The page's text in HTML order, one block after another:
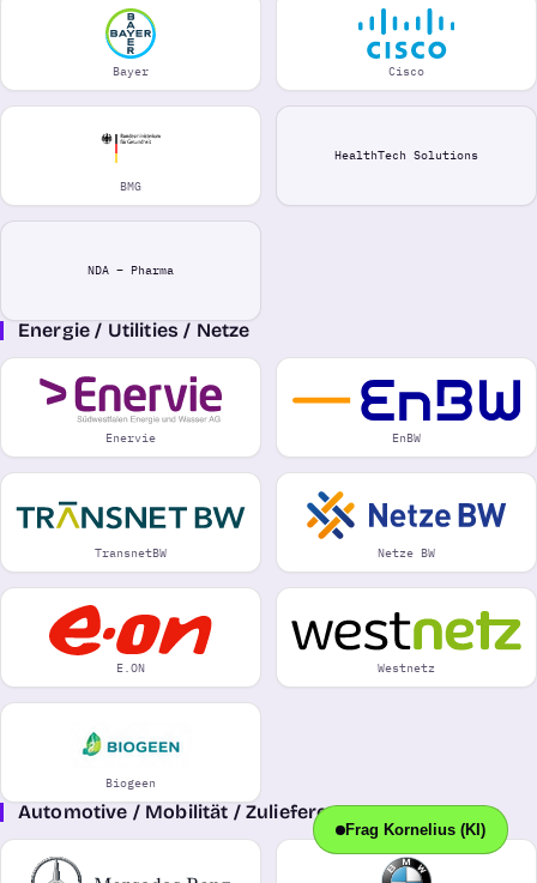
Bayer Cisco
BMG
HealthTech Solutions
NDA – Pharma
Energie / Utilities / Netze
Enervie EnBW
TransnetBW Netze BW
E.ON Westnetz
Biogeen
Automotive / Mobilität / Zulieferer
Frag Kornelius (KI)